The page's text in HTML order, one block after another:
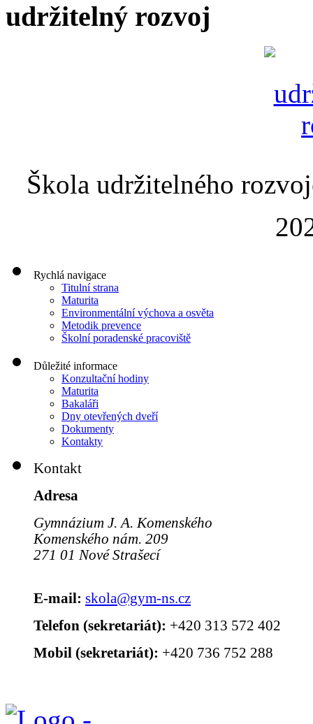
udržitelný rozvoj
Škola udržitelného
Rychlá navigace
Titulní strana
Maturita
Environmentální výchova a osvěta
Metodik prevence
Školní poradenské pracoviště
Důležité informace
Konzultační hodiny
Maturita
Bakaláři
Dny otevřených dveří
Dokumenty
Kontakty
Kontakt
Adresa
Gymnázium J. A. Komenského
Komenského nám. 209
271 01 Nové Strašecí
E-mail: skola@gym-ns.cz
Telefon (sekretariát): +420 313 572 402
Mobil (sekretariát): +420 736 752 288